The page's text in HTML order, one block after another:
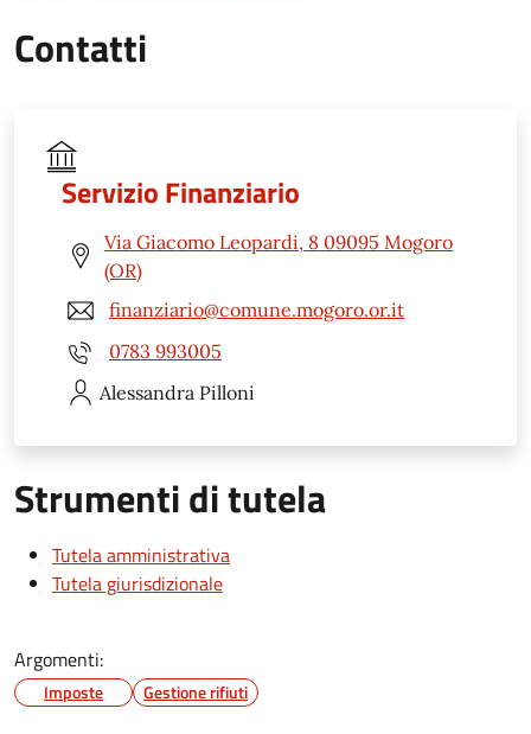
Contatti
Servizio Finanziario
Via Giacomo Leopardi, 8 09095 Mogoro
(OR)
finanziario@comune.mogoro.or.it
0783 993005
Alessandra Pilloni
Strumenti di tutela
Tutela amministrativa
Tutela giurisdizionale
Argomenti:
Imposte Gestione rifiuti